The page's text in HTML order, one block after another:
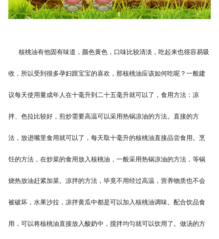
核桃油有他固有味道，颜色黄色，口味比较清淡，吃起来也很容易吸
收，所以受到很多孕妇跟宝宝的喜欢，那核桃油应该如何吃呢？一般建
议每天使用量成年人在十毫升到二十五毫升就可以了，食用方法：凉
拌、色拉比较好，煎炒需要高温可以采用热锅凉油的方法。直接的方
法，放进嘴里食用就可以了，每天取十毫升的核桃油直接品尝食用。烹
饪的方法，在炒菜的食用放入核桃油，一般采用热锅凉油的方法，等锅
烧热放油赶紧加菜。凉拌的方法，毕竟不用经过高温，营养物质也不会
被破坏，水果沙拉，凉拌黄瓜中都是可以加入核桃油调味。配合饮品食
用，可以将核桃油直接放入酸奶中，搅拌均匀就可以饮用了。做汤的方